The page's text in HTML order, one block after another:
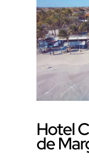
Hotel
de